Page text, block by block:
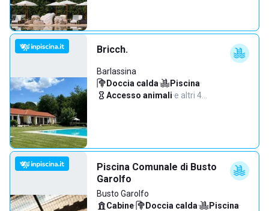
Bricch.
Barlassina
Doccia calda· Piscina·
Accesso animali·e altri 4…
Piscina Comunale di Busto
Garolfo
Busto Garolfo
Cabine· Doccia calda· Piscina·